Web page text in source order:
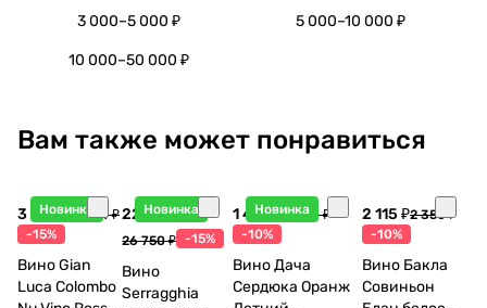
3 000–5 000 ₽ 5 000–10 000 ₽
10 000–50 000 ₽
Вам также может понравиться
Новинка
3 998 ₽4 704 ₽
-15%
Вино Gian
Luca Colombo
Новинка
22 738 ₽
26 750 ₽ -15%
Вино
Serragghia
Новинка
1 440 ₽1 600 ₽
-10%
Вино Дача
Сердюка Оранж
2 115 ₽2 350 ₽
-10%
Вино Бакла
Совиньон